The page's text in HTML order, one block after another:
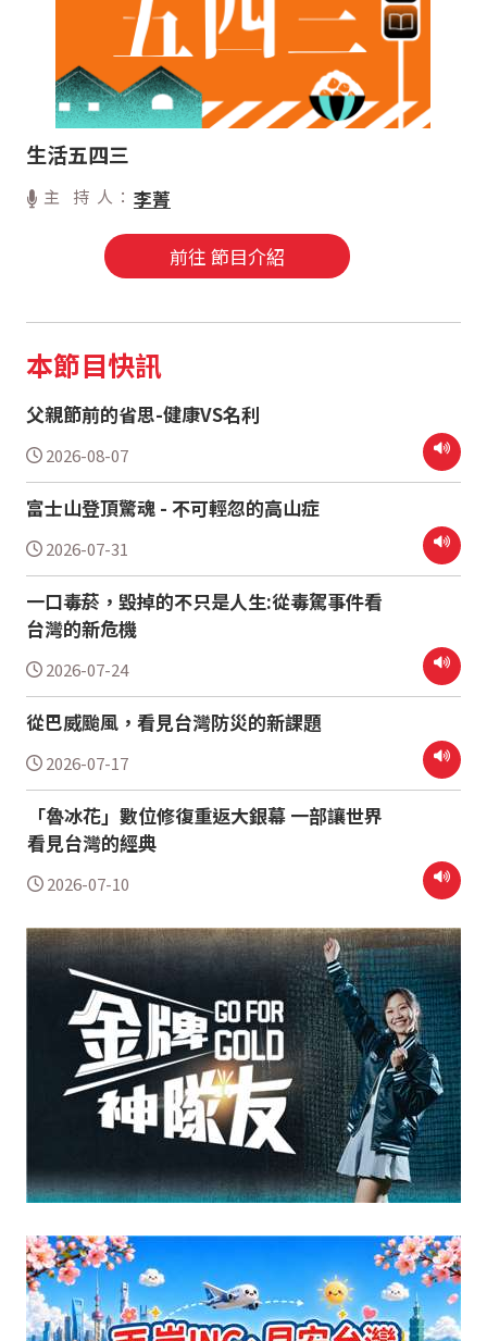
生活五四三
主 持 人： 李菁
前往 節目介紹
本節目快訊
父親節前的省思-健康VS名利
2026-08-07
富士山登頂驚魂 - 不可輕忽的高山症
2026-07-31
一口毒菸，毀掉的不只是人生:從毒駕事件看
台灣的新危機
2026-07-24
從巴威颱風，看見台灣防災的新課題
2026-07-17
「魯冰花」數位修復重返大銀幕 一部讓世界
看見台灣的經典
2026-07-10